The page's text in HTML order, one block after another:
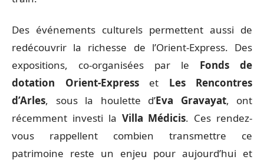
Des événements culturels permettent aussi de
redécouvrir la richesse de l’Orient-Express. Des
expositions, co-organisées par le Fonds de
dotation Orient-Expresset Les Rencontres
d’Arles, sous la houlette d’Eva Gravayat, ont
récemment investi la Villa Médicis. Ces rendez-
vous rappellent combien transmettre ce
patrimoine reste un enjeu pour aujourd’hui et